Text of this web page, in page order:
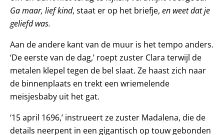
Ga maar, lief kind, staat er op het briefje, en weet dat je
geliefd was.
Aan de andere kant van de muur is het tempo anders.
‘De eerste van de dag,’ roept zuster Clara terwijl de
metalen klepel tegen de bel slaat. Ze haast zich naar
de binnenplaats en trekt een wriemelende
meisjesbaby uit het gat.
‘15 april 1696,’ instrueert ze zuster Madalena, die de
details neerpent in een gigantisch op touw gebonden